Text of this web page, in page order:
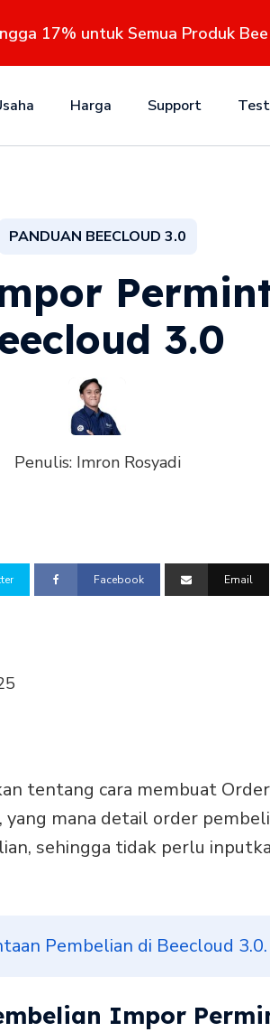
17% untuk Semua Produk Bee
Harga Support
PANDUAN BEECLOUD 3.0
3.0
Penulis: Imron Rosyadi
Facebook Email
tentang cara membuat
mana detail order
sehingga tidak perlu
Pembelian di Beecloud 3.0.
Impor